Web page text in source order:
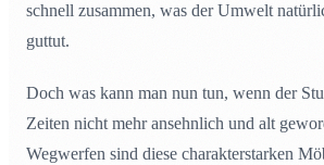
schnell zusammen, was der Umwelt
guttut.
Doch was kann man nun tun, wenn der
Zeiten nicht mehr ansehnlich und alt
Wegwerfen sind diese charakterstarken